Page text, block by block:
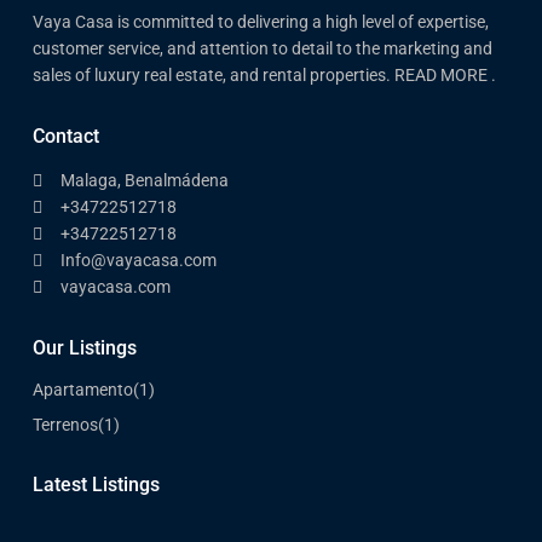
Vaya Casa is committed to delivering a high level of expertise,
customer service, and attention to detail to the marketing and
sales of luxury real estate, and rental properties. READ MORE .
Contact
Malaga, Benalmádena
+34722512718
+34722512718
Info@vayacasa.com
vayacasa.com
Our Listings
Apartamento(1)
Terrenos(1)
Latest Listings